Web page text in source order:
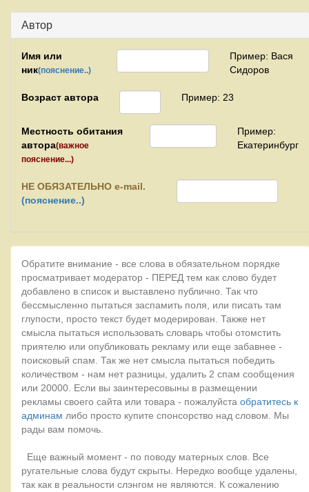
Автор
Имя или
ник(пояснение..)
Пример: Вася
Сидоров
Возраст автора Пример: 23
Местность обитания
автора(важное
пояснение...)
Пример:
Екатеринбург
НЕ ОБЯЗАТЕЛЬНО e-mail.
(пояснение..)
Обратите внимание - все слова в обязательном порядке
просматривает модератор - ПЕРЕД тем как слово будет
добавлено в список и выставлено публично. Так что
бессмысленно пытаться заспамить поля, или писать там
глупости, просто текст будет модерирован. Также нет
смысла пытаться использовать словарь чтобы отомстить
приятелю или опубликовать рекламу или еще забавнее -
поисковый спам. Так же нет смысла пытаться победить
количеством - нам нет разницы, удалить 2 спам сообщения
или 20000. Если вы заинтересовыны в размещении
рекламы своего сайта или товара - пожалуйста обратитесь к
админам либо просто купите спонсорство над словом. Мы
рады вам помочь.
Еще важный момент - по поводу матерных слов. Все
ругательные слова будут скрыты. Нередко вообще удалены,
так как в реальности слэнгом не являются. К сожалению